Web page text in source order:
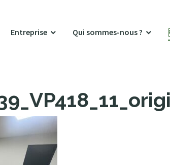
Entreprise Qui sommes-nous ?